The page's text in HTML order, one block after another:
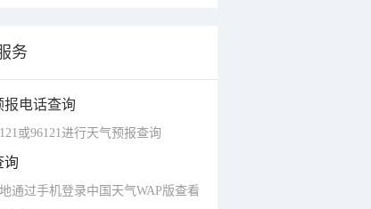
务
报电话查询
或96121进行天气预报查询
询
通过手机登录中国天气WAP版查看